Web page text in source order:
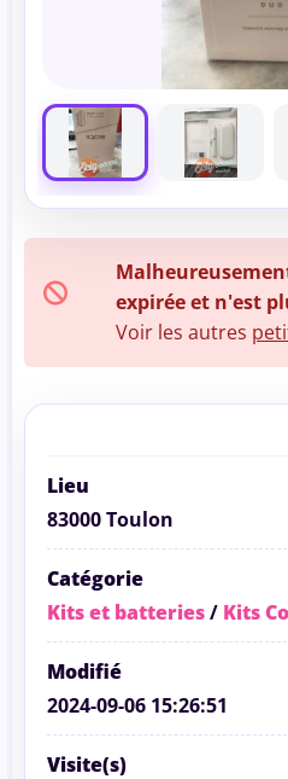
expirée et n'est
Voir les autres
Lieu
83000 Toulon
Catégorie
Kits et batteries/ Kits
Modifié
2024-09-06 15:26:51
Visite(s)